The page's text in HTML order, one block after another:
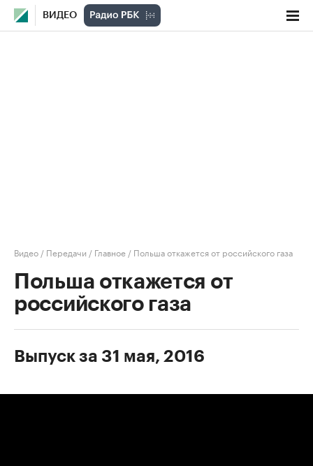
ВИДЕО
Видео / Передачи / Главное / Польша откажется от российского газа
Польша откажется от
российского газа
Выпуск за 31 мая, 2016